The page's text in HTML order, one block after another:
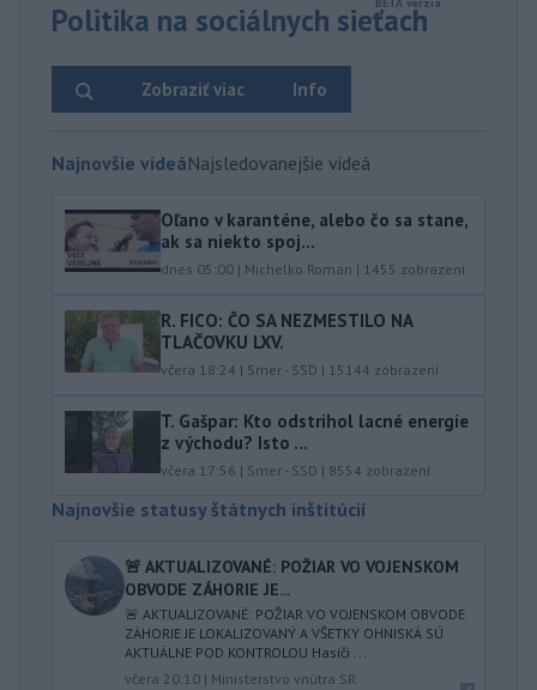
Politika na sociálnych sieťach
Info
Zobraziť viac
Najnovšie videáNajsledovanejšie videá
Oľano v karanténe, alebo čo sa stane,
ak sa niekto spoj...
dnes 05:00 | Michelko Roman | 1455 zobrazení
R. FICO: ČO SA NEZMESTILO NA
TLAČOVKU LXV.
včera 18:24 | Smer - SSD | 15144 zobrazení
T. Gašpar: Kto odstrihol lacné energie
z východu? Isto ...
včera 17:56 | Smer - SSD | 8554 zobrazení
Najnovšie statusy štátnych inštitúcií
🚨 AKTUALIZOVANÉ: POŽIAR VO VOJENSKOM
OBVODE ZÁHORIE JE...
🚨 AKTUALIZOVANÉ: POŽIAR VO VOJENSKOM OBVODE
ZÁHORIE JE LOKALIZOVANÝ A VŠETKY OHNISKÁ SÚ
AKTUÁLNE POD KONTROLOU Hasiči ...
včera 20:10 | Ministerstvo vnútra SR